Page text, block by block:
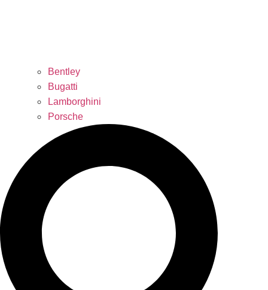
Bentley
Bugatti
Lamborghini
Porsche